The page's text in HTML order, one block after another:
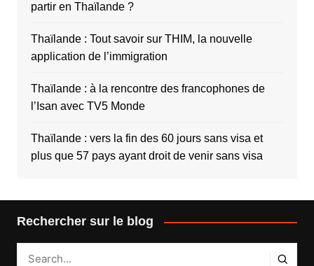
partir en Thaïlande ?
Thaïlande : Tout savoir sur THIM, la nouvelle
application de l’immigration
Thaïlande : à la rencontre des francophones de
l’Isan avec TV5 Monde
Thaïlande : vers la fin des 60 jours sans visa et
plus que 57 pays ayant droit de venir sans visa
Rechercher sur le blog